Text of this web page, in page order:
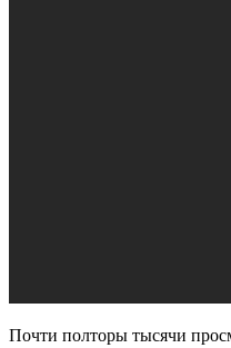
Почти полторы тысячи